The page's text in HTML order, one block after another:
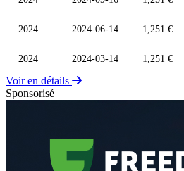
2024 2024-06-14 1,251 €
2024 2024-03-14 1,251 €
Voir en détails
Sponsorisé